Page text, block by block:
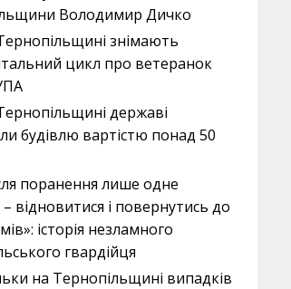
Володимир Дичко
знімають
цикл про ветеранок
державі
будівлю вартістю понад 50
поранення лише одне
відновитися і повернутись до
історія незламного
гвардійця
на Тернопільщині випадків